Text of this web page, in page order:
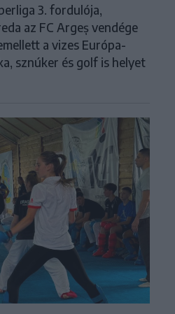
3. fordulója,
az FC Argeș vendége
a vizes Európa-
sznúker és golf is helyet